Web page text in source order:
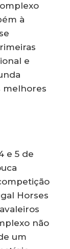
à
e
melhores
e 5 de
Horses
não
um